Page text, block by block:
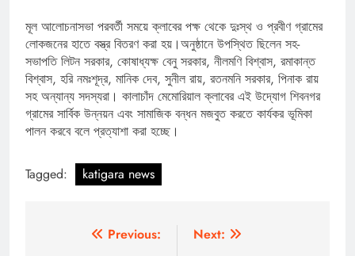
মূল আলোচনাসভা পরবর্তী সময়ে ক্লাবের পক্ষ থেকে দুঃস্থ ও প্রবীণ গ্রামের
লোকজনের হাতে বস্ত্র বিতরণ করা হয়।অনুষ্ঠানে উপস্থিত ছিলেন সহ-
সভাপতি লিটন সরকার, কোষাধ্যক্ষ বেনু সরকার, নীলমণি বিশ্বাস, রমাকান্ত
বিশ্বাস, হরি নমঃশূদ্র, মানিক দেব, সুনীল রায়, রতনমনি সরকার, পিনাক রায়
সহ অন্যান্য সদস্যরা। কালাচাঁদ মেমোরিয়াল ক্লাবের এই উদ্যোগ শিবনগর
গ্রামের সার্বিক উন্নয়ন এবং সামাজিক বন্ধন মজবুত করতে কার্যকর ভূমিকা
পালন করবে বলে প্রত্যাশা করা হচ্ছে।
Tagged: katigara news
Previous:
Next: